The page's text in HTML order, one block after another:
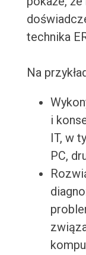
technika
Na
i
IT, w
PC,